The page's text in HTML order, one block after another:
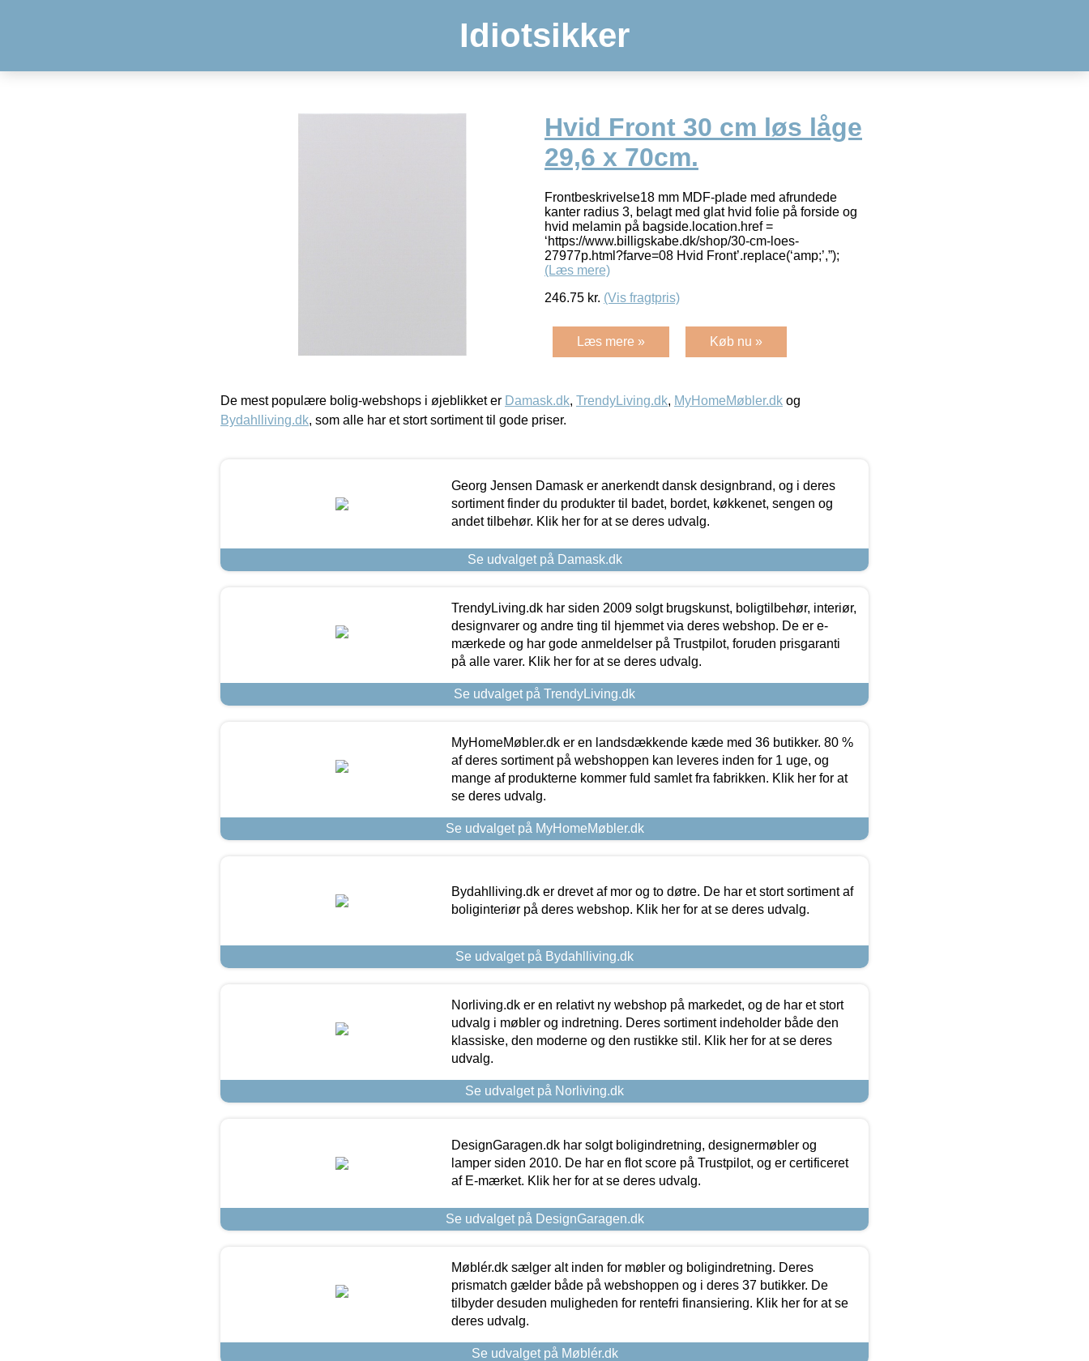
Idiotsikker
Hvid Front 30 cm løs låge
29,6 x 70cm.
Frontbeskrivelse18 mm MDF-plade med afrundede
kanter radius 3, belagt med glat hvid folie på forside og
hvid melamin på bagside.location.href =
‘https://www.billigskabe.dk/shop/30-cm-loes-
27977p.html?farve=08 Hvid Front’.replace(‘amp;’,”);
(Læs mere)
246.75 kr. (Vis fragtpris)
Læs mere » Køb nu »
De mest populære bolig-webshops i øjeblikket er Damask.dk, TrendyLiving.dk, MyHomeMøbler.dk og
Bydahlliving.dk, som alle har et stort sortiment til gode priser.
Georg Jensen Damask er anerkendt dansk designbrand, og i deres
sortiment finder du produkter til badet, bordet, køkkenet, sengen og
andet tilbehør. Klik her for at se deres udvalg.
Se udvalget på Damask.dk
TrendyLiving.dk har siden 2009 solgt brugskunst, boligtilbehør, interiør,
designvarer og andre ting til hjemmet via deres webshop. De er e-
mærkede og har gode anmeldelser på Trustpilot, foruden prisgaranti
på alle varer. Klik her for at se deres udvalg.
Se udvalget på TrendyLiving.dk
MyHomeMøbler.dk er en landsdækkende kæde med 36 butikker. 80 %
af deres sortiment på webshoppen kan leveres inden for 1 uge, og
mange af produkterne kommer fuld samlet fra fabrikken. Klik her for at
se deres udvalg.
Se udvalget på MyHomeMøbler.dk
Bydahlliving.dk er drevet af mor og to døtre. De har et stort sortiment af
boliginteriør på deres webshop. Klik her for at se deres udvalg.
Se udvalget på Bydahlliving.dk
Norliving.dk er en relativt ny webshop på markedet, og de har et stort
udvalg i møbler og indretning. Deres sortiment indeholder både den
klassiske, den moderne og den rustikke stil. Klik her for at se deres
udvalg.
Se udvalget på Norliving.dk
DesignGaragen.dk har solgt boligindretning, designermøbler og
lamper siden 2010. De har en flot score på Trustpilot, og er certificeret
af E-mærket. Klik her for at se deres udvalg.
Se udvalget på DesignGaragen.dk
Møblér.dk sælger alt inden for møbler og boligindretning. Deres
prismatch gælder både på webshoppen og i deres 37 butikker. De
tilbyder desuden muligheden for rentefri finansiering. Klik her for at se
deres udvalg.
Se udvalget på Møblér.dk